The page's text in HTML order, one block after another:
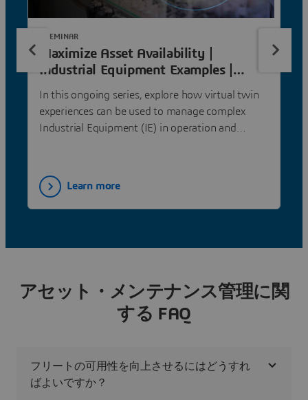
Maximize Asset Availability |
Industrial Equipment Examples |
Dassault Systèmes
In this ongoing series, explore how virtual twin
experiences can be used to manage complex
Industrial Equipment (IE) in operation and
E-SEMINAR
Learn more
アセット・メンテナンス管理に関
する FAQ
フリートの可用性を向上させるにはどうすれ
ばよいですか？